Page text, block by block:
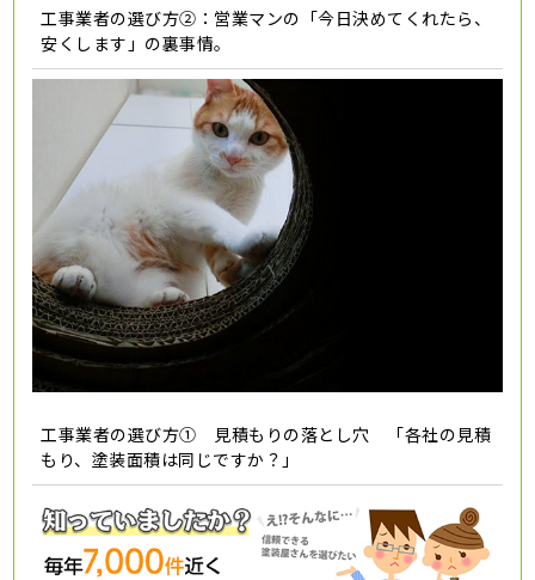
工事業者の選び方②：営業マンの「今日決めてくれたら、
安くします」の裏事情。
工事業者の選び方① 見積もりの落とし穴 「各社の見積
もり、塗装面積は同じですか？」